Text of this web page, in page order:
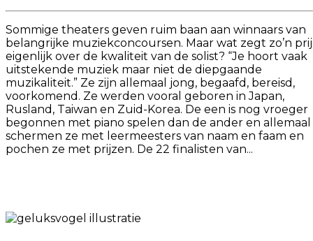
Sommige theaters geven ruim baan aan winnaars van
belangrijke muziekconcoursen. Maar wat zegt zo’n
eigenlijk over de kwaliteit van de solist? “Je hoort vaak
uitstekende muziek maar niet de diepgaande
muzikaliteit.” Ze zijn allemaal jong, begaafd, bereisd,
voorkomend. Ze werden vooral geboren in Japan,
Rusland, Taiwan en Zuid-Korea. De een is nog vroeger
begonnen met piano spelen dan de ander en allemaal
schermen ze met leermeesters van naam en faam en
pochen ze met prijzen. De 22 finalisten van...